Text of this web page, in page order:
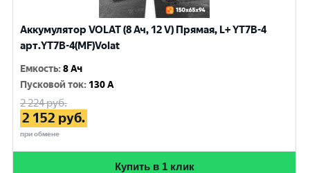
Аккумулятор VOLAT (8 Ач, 12 V) Прямая, L+ YT7B-4
арт.YT7B-4(MF)Volat
Емкость:8 Ач
Пусковой ток: 130 A
2 224руб.
2 152 руб.
при обмене
Купить в 1 клик